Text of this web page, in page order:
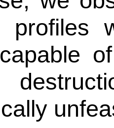
profiles